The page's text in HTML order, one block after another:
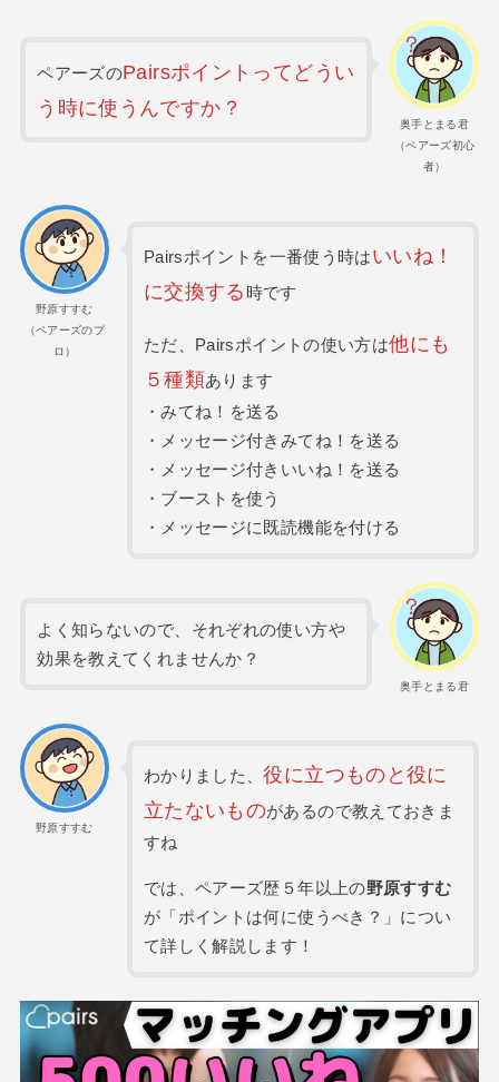
奥手とまる君
（ペアーズ初心
者）
ペアーズのPairsポイントってどうい
う時に使うんですか？
野原すすむ
（ペアーズのプ
ロ）
Pairsポイントを一番使う時はいいね！
に交換する 時です
ただ、Pairsポイントの使い方は他にも
５種類あります
・みてね！を送る
・メッセージ付きみてね！を送る
・メッセージ付きいいね！を送る
・ブーストを使う
・メッセージに既読機能を付ける
奥手とまる君
よく知らないので、それぞれの使い方や
効果を教えてくれませんか？
野原すすむ
わかりました、役に立つものと役に
立たないものがあるので教えておきま
すね
では、ペアーズ歴５年以上の野原すすむ
が「ポイントは何に使うべき？」につい
て詳しく解説します！